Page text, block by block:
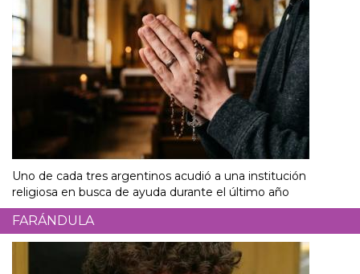
Uno de cada tres argentinos acudió a una institución
religiosa en busca de ayuda durante el último año
FARÁNDULA